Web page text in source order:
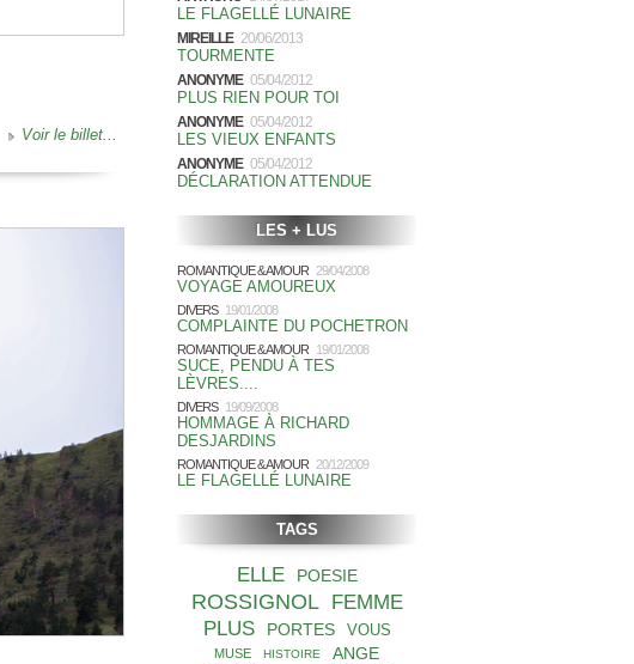
Voir le billet...
LE FLAGELLÉ LUNAIRE
MIREILLE 20/06/2013
TOURMENTE
ANONYME 05/04/2012
PLUS RIEN POUR TOI
ANONYME 05/04/2012
LES VIEUX ENFANTS
ANONYME 05/04/2012
DÉCLARATION ATTENDUE
LES + LUS
ROMANTIQUE & AMOUR 29/04/2008
VOYAGE AMOUREUX
DIVERS19/01/2008
COMPLAINTE DU POCHETRON
ROMANTIQUE & AMOUR 19/01/2008
SUCE, PENDU À TES
LÈVRES....
DIVERS19/09/2008
HOMMAGE À RICHARD
DESJARDINS
ROMANTIQUE & AMOUR 20/12/2009
LE FLAGELLÉ LUNAIRE
TAGS
ELLE POESIE
ROSSIGNOL
FEMME
PLUS
PORTES VOUS
MUSE HISTOIRE
ANGE